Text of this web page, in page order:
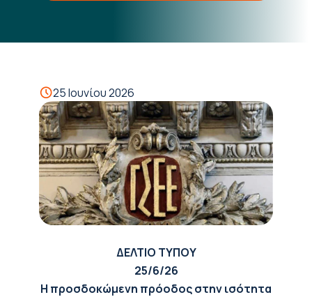
25 Ιουνίου 2026
ΔΕΛΤΙΟ ΤΥΠΟΥ
25/6/26
Η προσδοκώμενη πρόοδος στην ισότητα